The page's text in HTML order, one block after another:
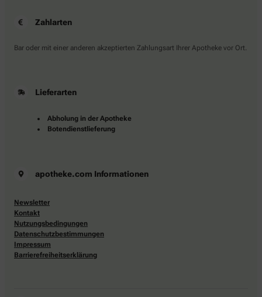
Zahlarten
Bar oder mit einer anderen akzeptierten Zahlungsart Ihrer Apotheke vor Ort.
Lieferarten
Abholung in der Apotheke
Botendienstlieferung
apotheke.com Informationen
Newsletter
Kontakt
Nutzungsbedingungen
Datenschutzbestimmungen
Impressum
Barrierefreiheitserklärung